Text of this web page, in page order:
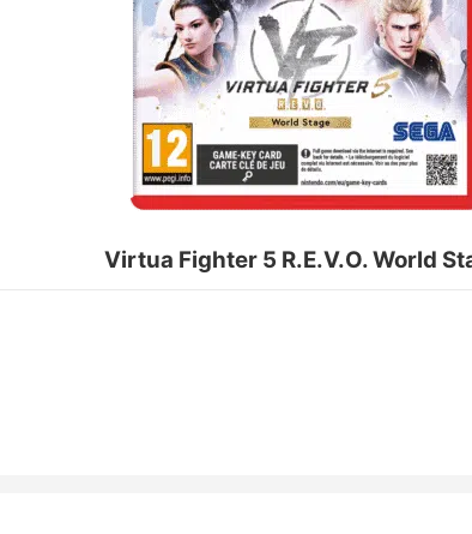
Virtua Fighter 5 R.E.V.O. World